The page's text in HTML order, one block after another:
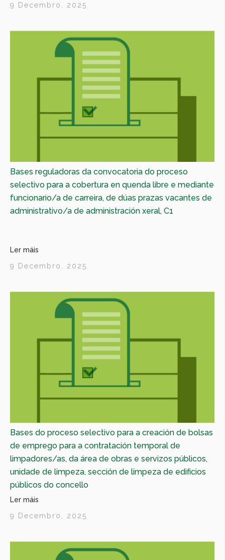
9 Decembro, 2025
Bases reguladoras da convocatoria do proceso
selectivo para a cobertura en quenda libre e mediante
funcionario/a de carreira, de dúas prazas vacantes de
administrativo/a de administración xeral, C1
Ler máis
9 Decembro, 2025
Bases do proceso selectivo para a creación de bolsas
de emprego para a contratación temporal de
limpadores/as, da área de obras e servizos públicos,
unidade de limpeza, sección de limpeza de edificios
públicos do concello
Ler máis
9 Decembro, 2025